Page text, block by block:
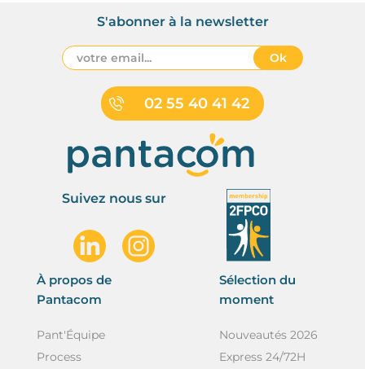
02 55 40 41 42
S'abonner à la newsletter
Ok
Suivez nous sur
À propos de
Pantacom
Pant'Équipe
Process
Sélection du
moment
Nouveautés 2026
Express 24/72H